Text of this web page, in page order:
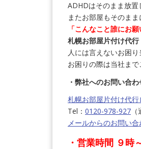
ADHDはそのまま放置
またお部屋もそのま
「こんなこと誰にお
札幌お部屋片付け代
人には言えないお困
お困りの際は当社まで
・弊社へのお問い合
札幌お部屋片付け代
Tel： 0120-978-927
メールからのお問い
・営業時間 ９